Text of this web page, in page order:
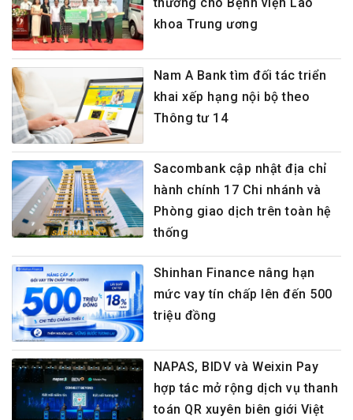
khoa Trung ương
Nam A Bank tìm đối tác triển
khai xếp hạng nội bộ theo
Thông tư 14
Sacombank cập nhật địa chỉ
hành chính 17 Chi nhánh và
Phòng giao dịch trên toàn hệ
thống
Shinhan Finance nâng hạn
mức vay tín chấp lên đến 500
triệu đồng
NAPAS, BIDV và Weixin Pay
hợp tác mở rộng dịch vụ thanh
toán QR xuyên biên giới Việt